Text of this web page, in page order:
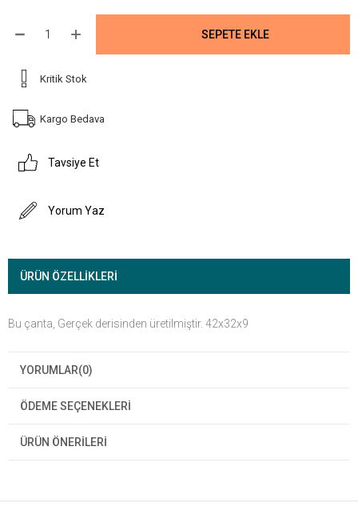
Kritik Stok
Kargo Bedava
Tavsiye Et
Yorum Yaz
ÜRÜN ÖZELLIKLERI
Bu çanta, Gerçek derisinden üretilmiştir. 42x32x9
YORUMLAR(0)
ÖDEME SEÇENEKLERI
ÜRÜN ÖNERILERI